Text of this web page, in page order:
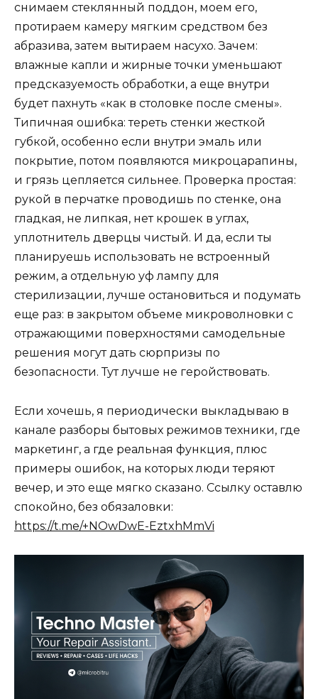
снимаем стеклянный поддон, моем его,
протираем камеру мягким средством без
абразива, затем вытираем насухо. Зачем:
влажные капли и жирные точки уменьшают
предсказуемость обработки, а еще внутри
будет пахнуть «как в столовке после смены».
Типичная ошибка: тереть стенки жесткой
губкой, особенно если внутри эмаль или
покрытие, потом появляются микроцарапины,
и грязь цепляется сильнее. Проверка простая:
рукой в перчатке проводишь по стенке, она
гладкая, не липкая, нет крошек в углах,
уплотнитель дверцы чистый. И да, если ты
планируешь использовать не встроенный
режим, а отдельную уф лампу для
стерилизации, лучше остановиться и подумать
еще раз: в закрытом объеме микроволновки с
отражающими поверхностями самодельные
решения могут дать сюрпризы по
безопасности. Тут лучше не геройствовать.
Если хочешь, я периодически выкладываю в
канале разборы бытовых режимов техники, где
маркетинг, а где реальная функция, плюс
примеры ошибок, на которых люди теряют
вечер, и это еще мягко сказано. Ссылку оставлю
спокойно, без обязаловки:
https://t.me/+NOwDwE-EztxhMmVi